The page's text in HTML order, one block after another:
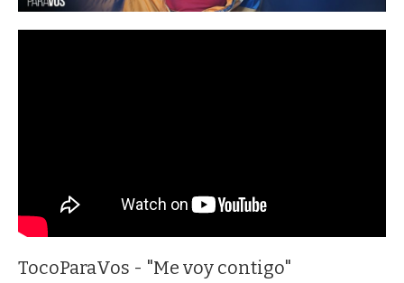
TocoParaVos - "Me voy contigo"